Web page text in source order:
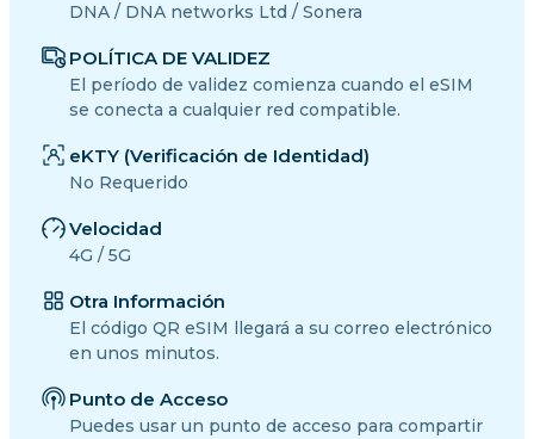
DNA / DNA networks Ltd / Sonera
POLÍTICA DE VALIDEZ
El período de validez comienza cuando el eSIM
se conecta a cualquier red compatible.
eKTY (Verificación de Identidad)
No Requerido
Velocidad
4G / 5G
Otra Información
El código QR eSIM llegará a su correo electrónico
en unos minutos.
Punto de Acceso
Puedes usar un punto de acceso para compartir